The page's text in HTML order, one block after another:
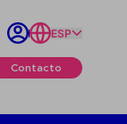
ESP
Contacto